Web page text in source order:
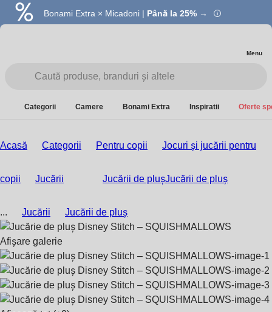
Bonami Extra × Micadoni | Până la 25% →
Summer Sale | Economisești până la 40% →
Menu
Categorii Camere Bonami Extra Inspiratii Oferte
Acasă Categorii Pentru copii Jocuri și jucării pentru
copii Jucării Jucării de plușJucării de pluș
... Jucării Jucării de pluș
Afișare galerie